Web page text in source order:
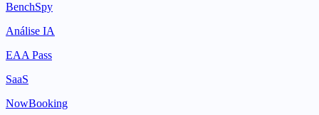
BenchSpy
Análise IA
EAA Pass
SaaS
NowBooking